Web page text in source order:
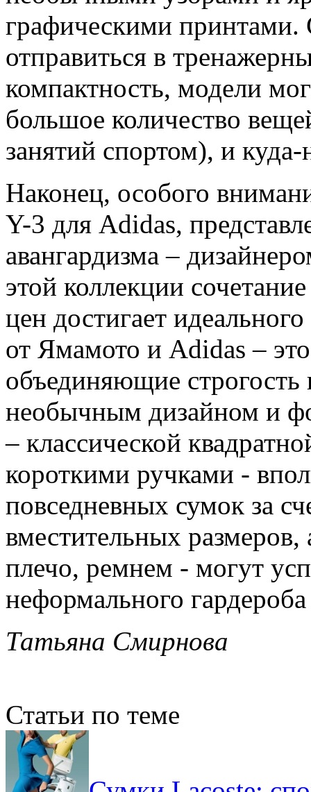
графическими
отправиться в
компактность, модели
большое количество
занятий спортом), и
Наконец, особого
Y-3 для Adidas,
авангардизма –
этой коллекции
цен достигает
от Ямамото и Adidas –
объединяющие строгость
необычным дизайном и
– классической
короткими ручками -
повседневных сумок за
вместительных
плечо, ремнем - могут
неформального
Татьяна Смирнова
Статьи по теме